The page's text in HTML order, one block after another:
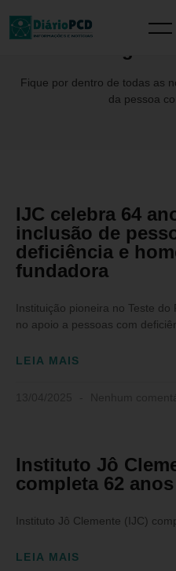
Fique por dentro de todas as
da pessoa
IJC celebra 64
inclusão de
deficiência e
fundadora
Instituição pioneira no Teste
no apoio a pessoas com
LEIA MAIS
Instituto Jô
completa 62 anos
Instituto Jô Clemente (IJC)
LEIA MAIS